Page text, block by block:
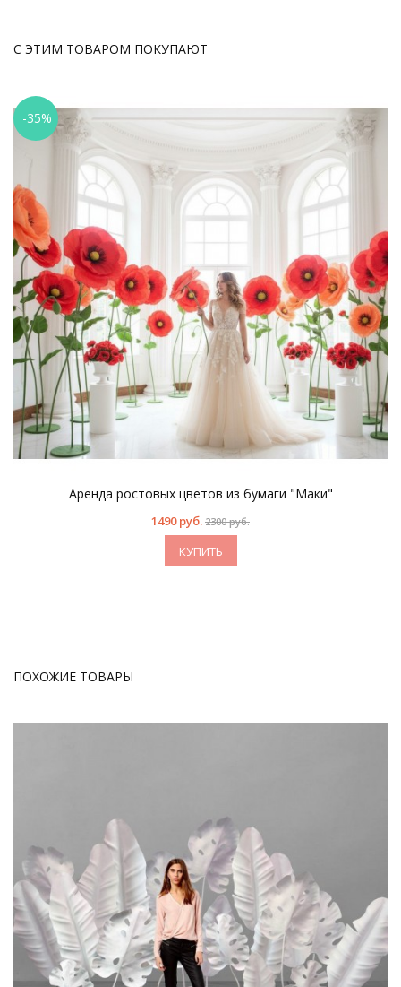
С ЭТИМ ТОВАРОМ ПОКУПАЮТ
-35%
Аренда ростовых цветов из бумаги "Маки"
1490 руб. 2300 руб.
КУПИТЬ
ПОХОЖИЕ ТОВАРЫ